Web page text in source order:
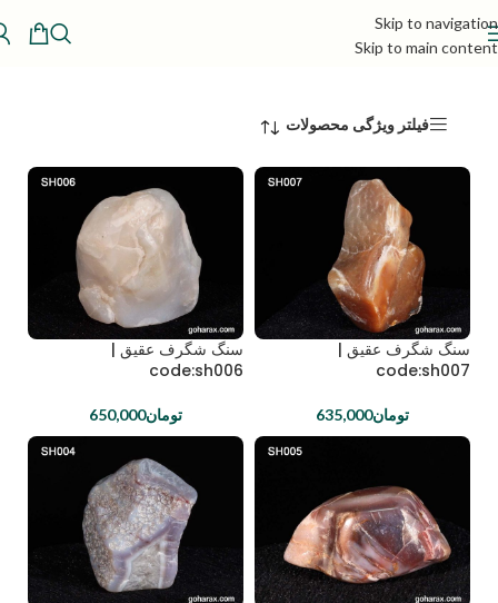
Skip to navigation
Skip to main content
فیلتر ویژگی محصولات
سنگ شگرف عقیق |
code:sh007
تومان635,000
سنگ شگرف عقیق |
code:sh006
تومان650,000